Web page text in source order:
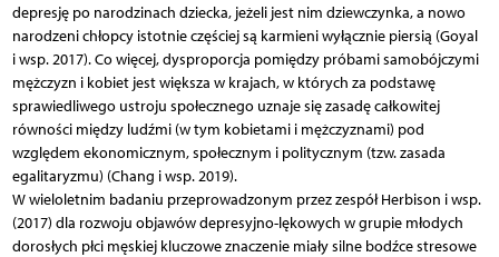
depresję po narodzinach dziecka, jeżeli jest nim dziewczynka, a nowo
narodzeni chłopcy istotnie częściej są karmieni wyłącznie piersią (Goyal
i wsp. 2017). Co więcej, dysproporcja pomiędzy próbami samobójczymi
mężczyzn i kobiet jest większa w krajach, w których za podstawę
sprawiedliwego ustroju społecznego uznaje się zasadę całkowitej
równości między ludźmi (w tym kobietami i mężczyznami) pod
względem ekonomicznym, społecznym i politycznym (tzw. zasada
egalitaryzmu) (Chang i wsp. 2019).
W wieloletnim badaniu przeprowadzonym przez zespół Herbison i wsp.
(2017) dla rozwoju objawów depresyjno-lękowych w grupie młodych
dorosłych płci męskiej kluczowe znaczenie miały silne bodźce stresowe